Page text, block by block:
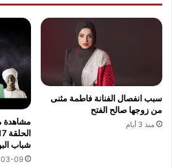
سبب انفصال الفنانة فاطمة مثنى
من زوجها صالح الفتح
منذ 3 أيام
شباب
09